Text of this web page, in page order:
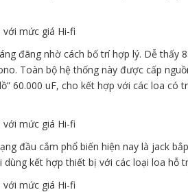
đãng nhờ cách bố trí hợp lý. Dễ thấy
Toàn bộ hệ thống này được cấp
60.000 uF, cho kết hợp với các loa có
đầu cắm phổ biến hiện nay là jack
kết hợp thiết bị với các loại loa hỗ